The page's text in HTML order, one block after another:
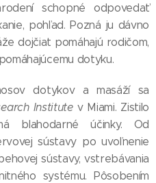
schopné odpovedať
pohľad. Pozná ju dávno
dojčiat pomáhajú rodičom,
dotyku.
dotykov a masáží sa
Institutev Miami. Zistilo
blahodarné účinky. Od
sústavy po uvoľnenie
sústavy, vstrebávania
systému. Pôsobením